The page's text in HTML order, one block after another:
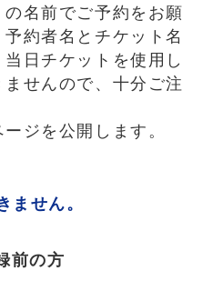
の名前でご予約をお願
約者名とチケット名
日チケットを使用し
せんので、十分ご注
ジを公開します。
ません。
前の方